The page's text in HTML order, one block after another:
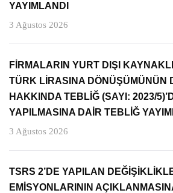
YAYIMLANDI
3 Ağustos 2026
FİRMALARIN YURT DIŞI
TÜRK LİRASINA DÖNÜŞÜMÜNÜN
HAKKINDA TEBLİĞ (SAYI: 2023/
YAPILMASINA DAİR TEBLİĞ
3 Ağustos 2026
TSRS 2’DE YAPILAN
EMİSYONLARININ